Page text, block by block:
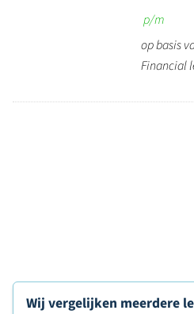
p/m
op basis
Financial
Wij vergelijken meerdere